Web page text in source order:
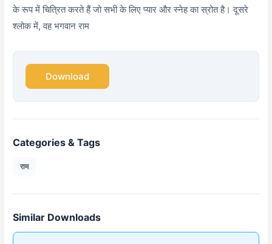
के रूप में चित्रित करते हैं जो सभी के लिए प्यार और स्नेह का स्रोत है। दूसरे
श्लोक में, वह भगवान राम
Download
Categories & Tags
राम
Similar Downloads